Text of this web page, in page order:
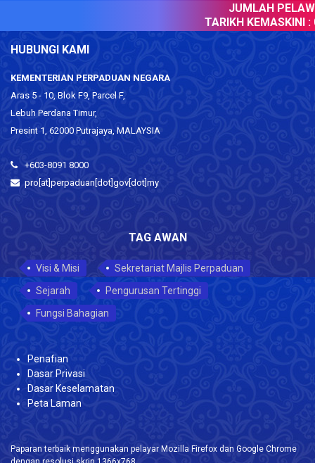
JUMLAH
TARIKH KEMASKINI :
HUBUNGI KAMI
KEMENTERIAN PERPADUAN NEGARA
Aras 5 - 10, Blok F9, Parcel F,
Lebuh Perdana Timur,
Presint 1, 62000 Putrajaya, MALAYSIA
+603-8091 8000
pro[at]perpaduan[dot]gov[dot]my
TAG AWAN
Visi & Misi
Sekretariat Majlis Perpaduan
Sejarah
Pengurusan Tertinggi
Fungsi Bahagian
Penafian
Dasar Privasi
Dasar Keselamatan
Peta Laman
Paparan terbaik menggunakan pelayar Mozilla Firefox dan Google Chrome